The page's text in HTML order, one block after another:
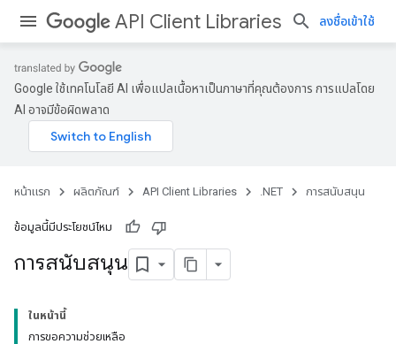
API Client Libraries ลงชื่อเข้าใช้
Google ใช้เทคโนโลยี AI เพื่อแปลเนื้อหาเป็นภาษาที่คุณต้องการ การแปลโดย
AI อาจมีข้อผิดพลาด
หน้าแรก ผลิตภัณฑ์ API Client Libraries .NET การสนับสนุน
ข้อมูลนี้มีประโยชน์ไหม
การสนับสนุน
ในหน้านี้
การขอความช่วยเหลือ